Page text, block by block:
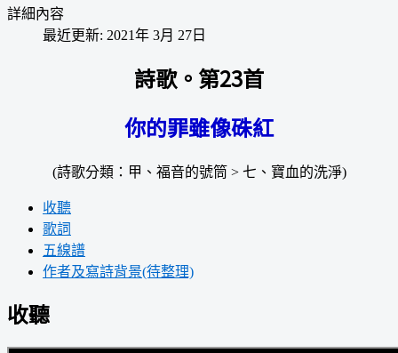
詳細內容
最近更新: 2021年 3月 27日
詩歌。第23首
你的罪雖像硃紅
(詩歌分類：甲、福音的號筒 > 七、寶血的洗淨)
收聽
歌詞
五線譜
作者及寫詩背景(待整理)
收聽